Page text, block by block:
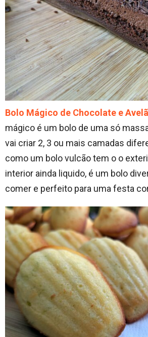
Bolo Mágico de Chocolate e
mágico é um bolo de uma só
vai criar 2, 3 ou mais camadas
como um bolo vulcão tem o o
interior ainda liquido, é um bolo
comer e perfeito para uma festa